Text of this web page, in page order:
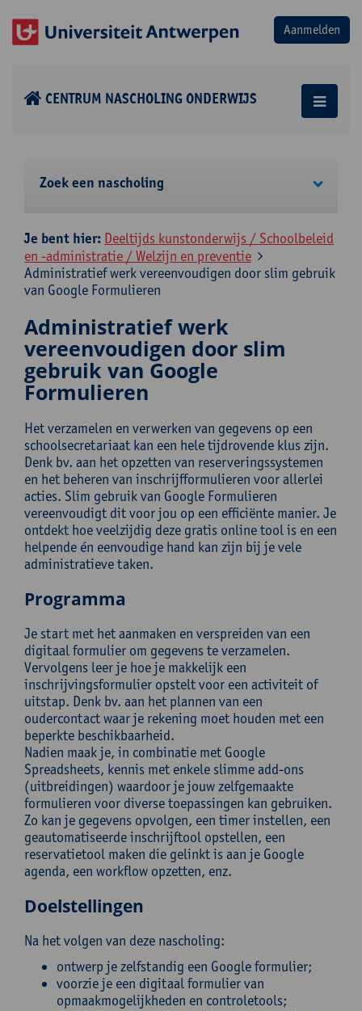
CENTRUM NASCHOLING ONDERWIJS
Zoek een nascholing
Je bent hier: Deeltijds kunstonderwijs / Schoolbeleid
en -administratie / Welzijn en preventie
Administratief werk vereenvoudigen door slim gebruik
van Google Formulieren
Administratief werk
vereenvoudigen door slim
gebruik van Google
Formulieren
Het verzamelen en verwerken van gegevens op een
schoolsecretariaat kan een hele tijdrovende klus zijn.
Denk bv. aan het opzetten van reserveringssystemen
en het beheren van inschrijfformulieren voor allerlei
acties. Slim gebruik van Google Formulieren
vereenvoudigt dit voor jou op een efficiënte manier. Je
ontdekt hoe veelzijdig deze gratis online tool is en een
helpende én eenvoudige hand kan zijn bij je vele
administratieve taken.
Programma
Je start met het aanmaken en verspreiden van een
digitaal formulier om gegevens te verzamelen.
Vervolgens leer je hoe je makkelijk een
inschrijvingsformulier opstelt voor een activiteit of
uitstap. Denk bv. aan het plannen van een
oudercontact waar je rekening moet houden met een
beperkte beschikbaarheid.
Nadien maak je, in combinatie met Google
Spreadsheets, kennis met enkele slimme add-ons
(uitbreidingen) waardoor je jouw zelfgemaakte
formulieren voor diverse toepassingen kan gebruiken.
Zo kan je gegevens opvolgen, een timer instellen, een
geautomatiseerde inschrijftool opstellen, een
reservatietool maken die gelinkt is aan je Google
agenda, een workflow opzetten, enz.
Doelstellingen
Na het volgen van deze nascholing:
ontwerp je zelfstandig een Google formulier;
voorzie je een digitaal formulier van
opmaakmogelijkheden en controletools;